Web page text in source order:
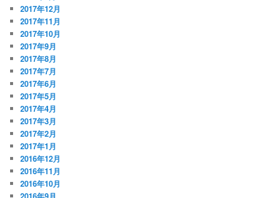
2017年12月
2017年11月
2017年10月
2017年9月
2017年8月
2017年7月
2017年6月
2017年5月
2017年4月
2017年3月
2017年2月
2017年1月
2016年12月
2016年11月
2016年10月